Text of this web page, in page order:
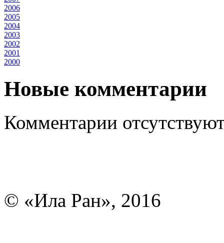
2006
2005
2004
2003
2002
2001
2000
Новые комментарии
Комментарии
© «Ила Ран», 2016